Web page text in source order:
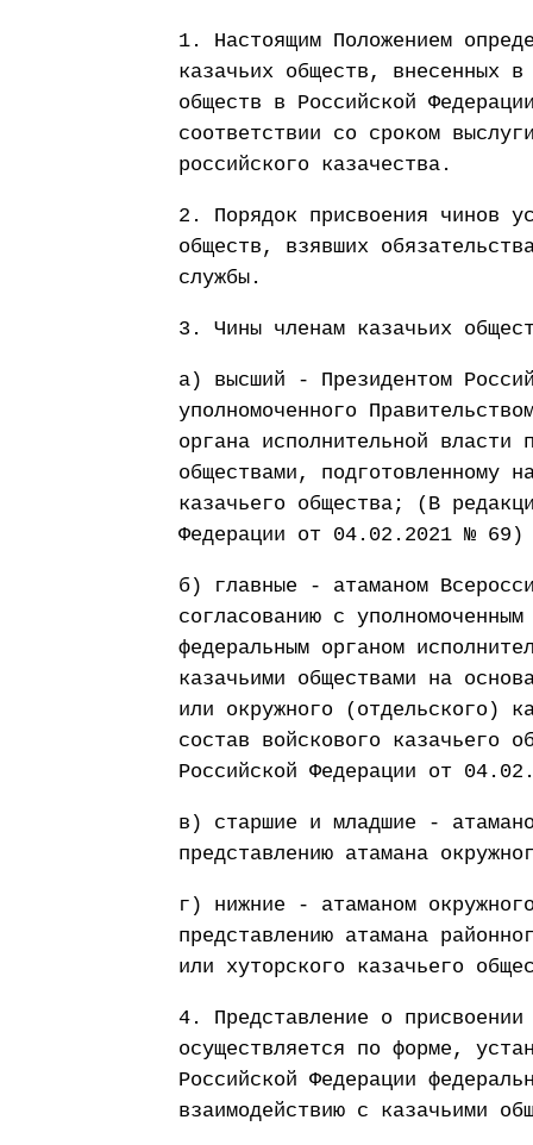
1. Настоящим Положением
казачьих обществ, внесенных в
обществ в Российской
соответствии со сроком
российского казачества.
2. Порядок присвоения чинов
обществ, взявших
службы.
3. Чины членам казачьих
а) высший - Президентом
уполномоченного
органа исполнительной власти
обществами, подготовленному
казачьего общества; (В
Федерации от 04.02.2021 № 69)
б) главные - атаманом
согласованию с
федеральным органом
казачьими обществами на
или окружного (отдельского)
состав войскового казачьего
Российской Федерации от
в) старшие и младшие -
представлению атамана
г) нижние - атаманом
представлению атамана
или хуторского казачьего
4. Представление о
осуществляется по форме,
Российской Федерации
взаимодействию с казачьими